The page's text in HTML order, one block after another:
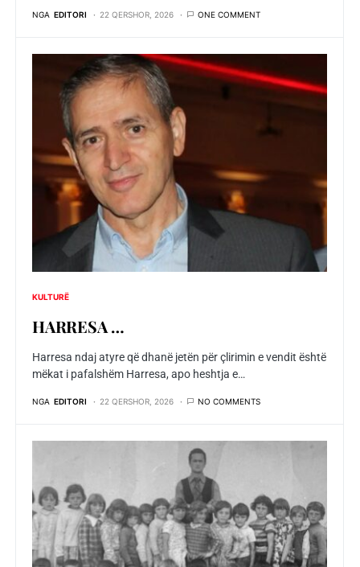
NGA EDITORI 22 QERSHOR, 2026 ONE COMMENT
KULTURË
HARRESA …
Harresa ndaj atyre që dhanë jetën për çlirimin e vendit është
mëkat i pafalshëm Harresa, apo heshtja e…
NGA EDITORI 22 QERSHOR, 2026 NO COMMENTS